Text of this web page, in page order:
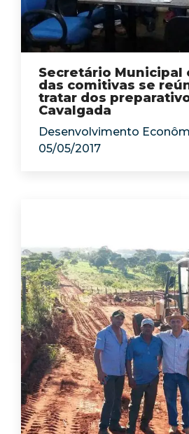
Secretário Municipal
das comitivas se
tratar dos
Cavalgada
Desenvolvimento
05/05/2017